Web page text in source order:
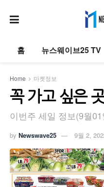
홈 뉴스웨이브25 TV
Home 마켓정보
꼭 가고 싶은
이번주 세일 정보(9월
by Newswave25 9월 2,